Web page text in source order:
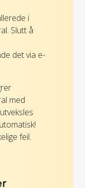
i
Slutt å
det via e-
med
feil.